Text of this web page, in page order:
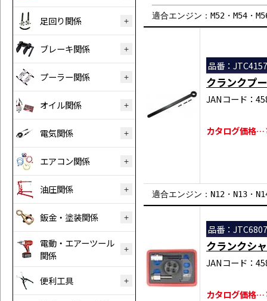
足回り関係
ブレーキ関係
プーラー関係
オイル関係
電気関係
エアコン関係
油圧関係
鈑金・塗装関係
電動・エアーツール
関係
便利工具
適合エンジン：M52・M54・
品番：JTC4157
クランクプ
JANコード：
カタログ価格
適合エンジン：N12・N13・
品番：JTC6807
クランクシ
JANコード：
カタログ価格